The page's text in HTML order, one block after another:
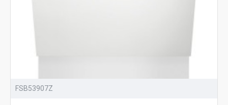
FSB53907Z